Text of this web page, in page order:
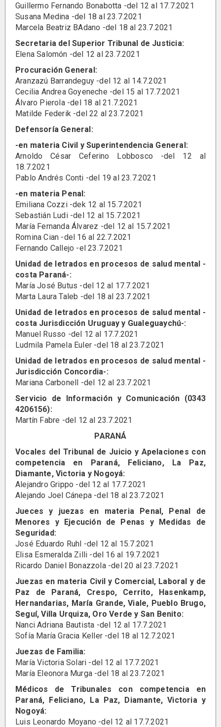
Guillermo Fernando Bonabotta -del 12 al 17.7.2021
Susana Medina -del 18 al 23.7.2021
Marcela Beatriz BAdano -del 18 al 23.7.2021
Secretaria del Superior Tribunal de Justicia:
Elena Salomón -del 12 al 23.7.2021
Procuración General:
Aranzazú Barrandeguy -del 12 al 14.7.2021
Cecilia Andrea Goyeneche -del 15 al 17.7.2021
Álvaro Pierola -del 18 al 21.7.2021
Matilde Federik -del 22 al 23.7.2021
Defensoría General:
-en materia Civil y Superintendencia General:
Arnoldo César Ceferino Lobbosco -del 12 al
18.7.2021
Pablo Andrés Conti -del 19 al 23.7.2021
-en materia Penal:
Emiliana Cozzi -dek 12 al 15.7.2021
Sebastián Ludi -del 12 al 15.7.2021
María Fernanda Álvarez -del 12 al 15.7.2021
Romina Cian -del 16 al 22.7.2021
Fernando Callejo -el 23.7.2021
Unidad de letrados en procesos de salud mental -
costa Paraná-:
María José Butus -del 12 al 17.7.2021
Marta Laura Taleb -del 18 al 23.7.2021
Unidad de letrados en procesos de salud mental -
costa Jurisdicción Uruguay y Gualeguaychú-:
Manuel Russo -del 12 al 17.7.2021
Ludmila Pamela Euler -del 18 al 23.7.2021
Unidad de letrados en procesos de salud mental -
Jurisdicción Concordia-:
Mariana Carbonell -del 12 al 23.7.2021
Servicio de Información y Comunicación (0343
4206156):
Martín Fabre -del 12 al 23.7.2021
PARANÁ
Vocales del Tribunal de Juicio y Apelaciones con
competencia en Paraná, Feliciano, La Paz,
Diamante, Victoria y Nogoyá:
Alejandro Grippo -del 12 al 17.7.2021
Alejando Joel Cánepa -del 18 al 23.7.2021
Jueces y juezas en materia Penal, Penal de
Menores y Ejecución de Penas y Medidas de
Seguridad:
José Eduardo Ruhl -del 12 al 15.7.2021
Elisa Esmeralda Zilli -del 16 al 19.7.2021
Ricardo Daniel Bonazzola -del 20 al 23.7.2021
Juezas en materia Civil y Comercial, Laboral y de
Paz de Paraná, Crespo, Cerrito, Hasenkamp,
Hernandarias, María Grande, Viale, Pueblo Brugo,
Seguí, Villa Urquiza, Oro Verde y San Benito:
Nanci Adriana Bautista -del 12 al 17.7.2021
Sofía María Gracia Keller -del 18 al 12.7.2021
Juezas de Familia:
María Victoria Solari -del 12 al 17.7.2021
María Eleonora Murga -del 18 al 23.7.2021
Médicos de Tribunales con competencia en
Paraná, Feliciano, La Paz, Diamante, Victoria y
Nogoyá:
Luis Leonardo Moyano -del 12 al 17.7.2021